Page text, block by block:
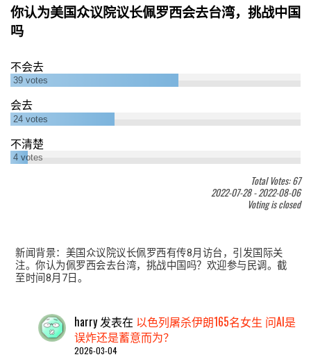
你认为美国众议院议长佩罗西会去台湾，挑战中国
吗
不会去
39 votes
会去
24 votes
不清楚
4 votes
Total Votes: 67
2022-07-28-2022-08-06
Voting is closed
新闻背景：美国众议院议长佩罗西有传8月访台，引发国际关
注。你认为佩罗西会去台湾，挑战中国吗？欢迎参与民调。截
至时间8月7日。
harry 发表在 以色列屠杀伊朗165名女生 问AI是
误炸还是蓄意而为？
2026-03-04